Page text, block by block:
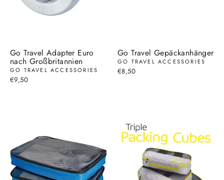
Go Travel Adapter Euro
nach Großbritannien
GO TRAVEL ACCESSORIES
€9,50
Go Travel Gepäckanhänger
GO TRAVEL ACCESSORIES
€8,50